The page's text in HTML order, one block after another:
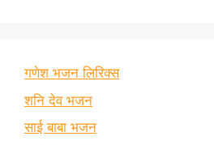
गणेश भजन लिरिक्स
शनि देव भजन
साई बाबा भजन